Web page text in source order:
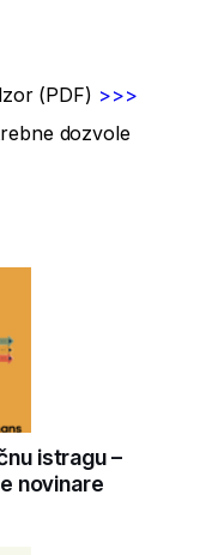
(PDF) >>>
dozvole
istragu –
novinare